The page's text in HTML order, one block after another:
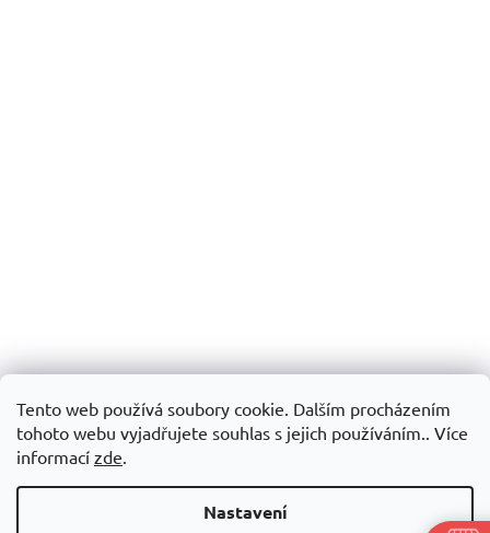
Tento web používá soubory cookie. Dalším procházením
tohoto webu vyjadřujete souhlas s jejich používáním.. Více
informací zde.
Nastavení